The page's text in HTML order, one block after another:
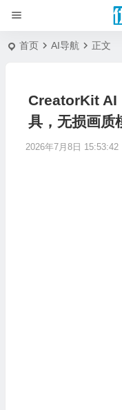
首页 AI导航 正文
CreatorKit AI
具，无损画质
2026年7月8日 15:53:42